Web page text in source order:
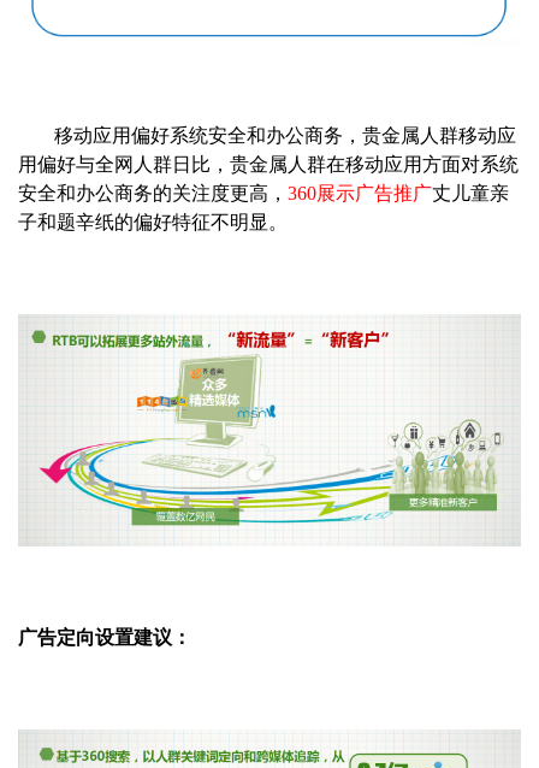
移动应用偏好系统安全和办公商务，贵金属人群移动应
用偏好与全网人群日比，贵金属人群在移动应用方面对系统
安全和办公商务的关注度更高， 360展示广告推广丈儿童亲
子和题辛纸的偏好特征不明显。
广告定向设置建议：